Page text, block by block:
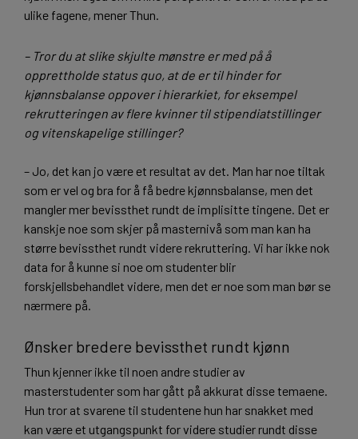
ulike fagene, mener Thun.
– Tror du at slike skjulte mønstre er med på å
opprettholde status quo, at de er til hinder for
kjønnsbalanse oppover i hierarkiet, for eksempel
rekrutteringen av flere kvinner til stipendiatstillinger
og vitenskapelige stillinger?
– Jo, det kan jo være et resultat av det. Man har noe tiltak
som er vel og bra for å få bedre kjønnsbalanse, men det
mangler mer bevissthet rundt de implisitte tingene. Det er
kanskje noe som skjer på masternivå som man kan ha
større bevissthet rundt videre rekruttering. Vi har ikke nok
data for å kunne si noe om studenter blir
forskjellsbehandlet videre, men det er noe som man bør se
nærmere på.
Ønsker bredere bevissthet rundt kjønn
Thun kjenner ikke til noen andre studier av
masterstudenter som har gått på akkurat disse temaene.
Hun tror at svarene til studentene hun har snakket med
kan være et utgangspunkt for videre studier rundt disse